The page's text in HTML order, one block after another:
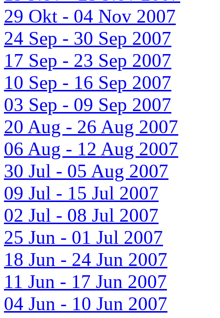
29 Okt - 04 Nov 2007
24 Sep - 30 Sep 2007
17 Sep - 23 Sep 2007
10 Sep - 16 Sep 2007
03 Sep - 09 Sep 2007
20 Aug - 26 Aug 2007
06 Aug - 12 Aug 2007
30 Jul - 05 Aug 2007
09 Jul - 15 Jul 2007
02 Jul - 08 Jul 2007
25 Jun - 01 Jul 2007
18 Jun - 24 Jun 2007
11 Jun - 17 Jun 2007
04 Jun - 10 Jun 2007